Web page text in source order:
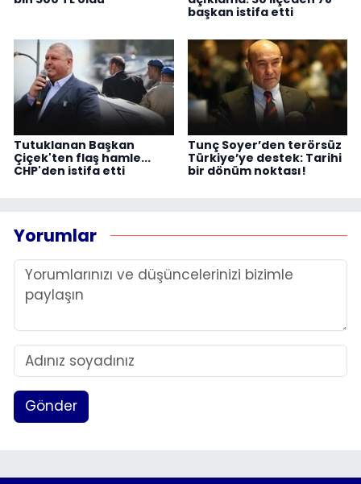
başkan istifa etti
Tutuklanan Başkan
Çiçek'ten flaş hamle...
CHP'den istifa etti
Tunç Soyer’den terörsüz
Türkiye’ye destek: Tarihi
bir dönüm noktası!
Yorumlar
Gönder